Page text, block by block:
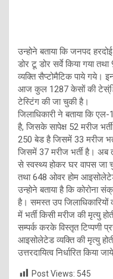
उन्होने बताया कि जनपद
डोर टू डोर सर्वे किया गया
व्यक्ति सैप्टोमैटिक पाये गये।
आज कुल 1287 केसों की
टेस्टिंग की जा चुकी है।
जिलाधिकारी ने बताया कि
है, जिसके सापेक्ष 52 मरीज
250 बेड है जिसमें 33 मरीज
जिसमें 37 मरीज भर्ती है।
से स्वस्थ्य होकर घर वापस जा
तथा 648 ओवर होम
उन्होने बताया है कि
है। समस्त उप जिलाधिकारियों
में भर्ती किसी मरीज की मृत्यु
सम्पर्क करके विस्तृत टिप्पणी
आइसोलेटेड व्यक्ति की मृत्यु
उत्तरदायित्व निर्धारित किया
Post Views: 545